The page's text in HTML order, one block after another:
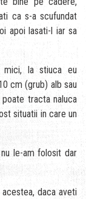
ca s-a scufundat
apoi lasati-l iar sa
la stiuca eu
cm (grub) alb sau
tracta naluca
situatii in care un
le-am folosit dar
daca aveti